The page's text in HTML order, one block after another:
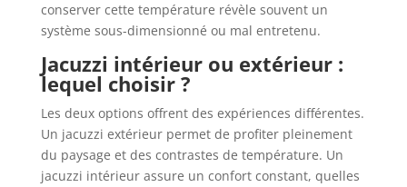
conserver cette température révèle souvent un
système sous-dimensionné ou mal entretenu.
Jacuzzi intérieur ou extérieur :
lequel choisir ?
Les deux options offrent des expériences différentes.
Un jacuzzi extérieur permet de profiter pleinement
du paysage et des contrastes de température. Un
jacuzzi intérieur assure un confort constant, quelles